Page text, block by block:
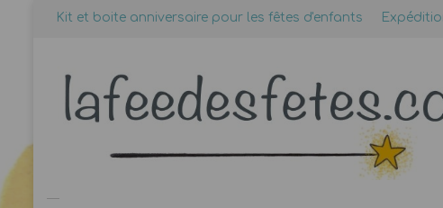
Kit et boite anniversaire pour les fêtes d'enfants